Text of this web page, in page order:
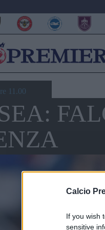
Calcio
If you wish
sensitive
11.00